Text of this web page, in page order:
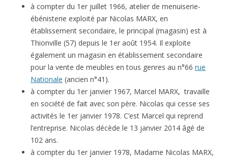
à compter du 1er juillet 1966, atelier de menuiserie-
ébénisterie exploité par Nicolas MARX, en
établissement secondaire, le principal (magasin) est à
Thionville (57) depuis le 1er août 1954. Il exploite
également un magasin en établissement secondaire
pour la vente de meubles en tous genres au n°66 rue
Nationale (ancien n°41).
à compter du 1er janvier 1967, Marcel MARX, travaille
en société de fait avec son père. Nicolas qui cesse ses
activités le 1er janvier 1978. C’est Marcel qui reprend
l’entreprise. Nicolas décède le 13 janvier 2014 âgé de
102 ans.
à compter du 1er janvier 1978, Madame Nicolas MARX,